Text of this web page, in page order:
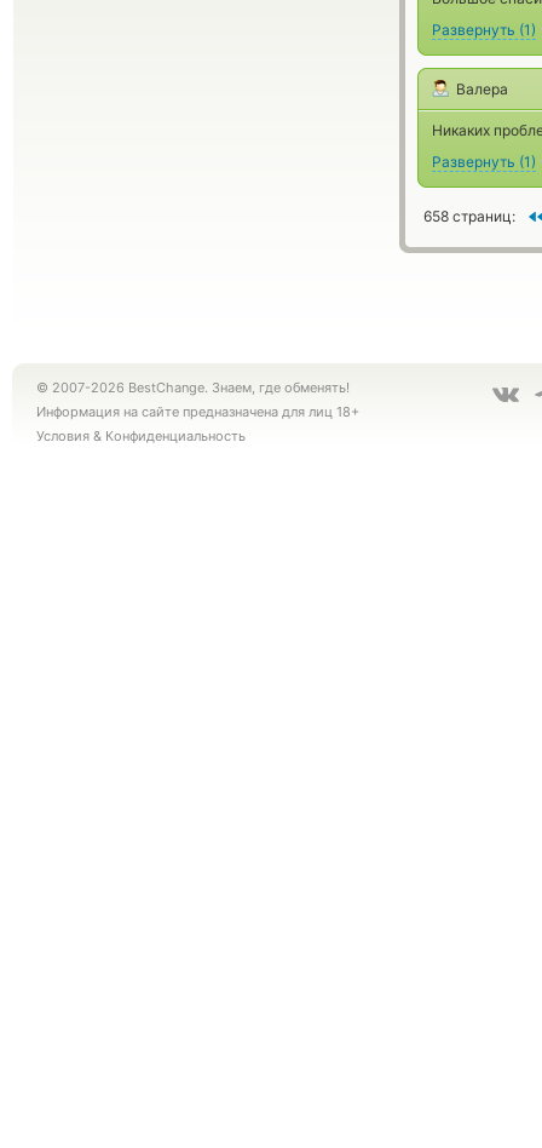
Развернуть (1)
Валера
Никаких
Развернуть (1)
658 страниц:
© 2007-2026 BestChange. Знаем, где обменять!
Информация на сайте предназначена для лиц 18+
Условия & Конфиденциальность